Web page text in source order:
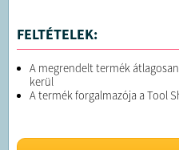
FELTÉTELEK:
A megrendelt termék
kerül
A termék forgalmazója a Tool